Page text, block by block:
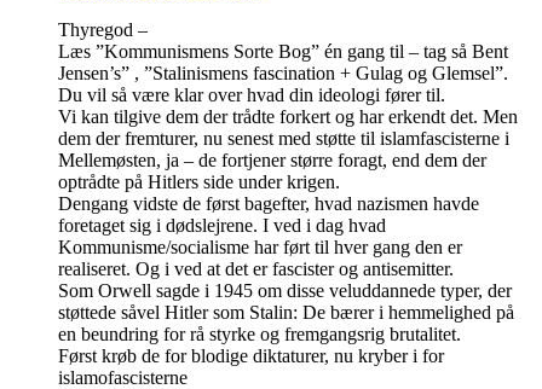
Thyregod –
Læs ”Kommunismens Sorte Bog” én gang til – tag så Bent
Jensen’s” , ”Stalinismens fascination + Gulag og Glemsel”.
Du vil så være klar over hvad din ideologi fører til.
Vi kan tilgive dem der trådte forkert og har erkendt det. Men
dem der fremturer, nu senest med støtte til islamfascisterne i
Mellemøsten, ja – de fortjener større foragt, end dem der
optrådte på Hitlers side under krigen.
Dengang vidste de først bagefter, hvad nazismen havde
foretaget sig i dødslejrene. I ved i dag hvad
Kommunisme/socialisme har ført til hver gang den er
realiseret. Og i ved at det er fascister og antisemitter.
Som Orwell sagde i 1945 om disse veluddannede typer, der
støttede såvel Hitler som Stalin: De bærer i hemmelighed på
en beundring for rå styrke og fremgangsrig brutalitet.
Først krøb de for blodige diktaturer, nu kryber i for
islamofascisterne